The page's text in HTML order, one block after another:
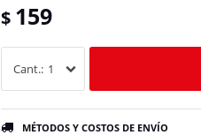
$ 159
1
MÉTODOS Y COSTOS DE ENVÍO